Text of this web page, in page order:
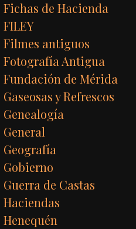
Fichas de Hacienda
FILEY
Filmes antiguos
Fotografía Antigua
Fundación de Mérida
Gaseosas y Refrescos
Genealogía
General
Geografía
Gobierno
Guerra de Castas
Haciendas
Henequén